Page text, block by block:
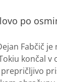
po
Fabčič je
končal v